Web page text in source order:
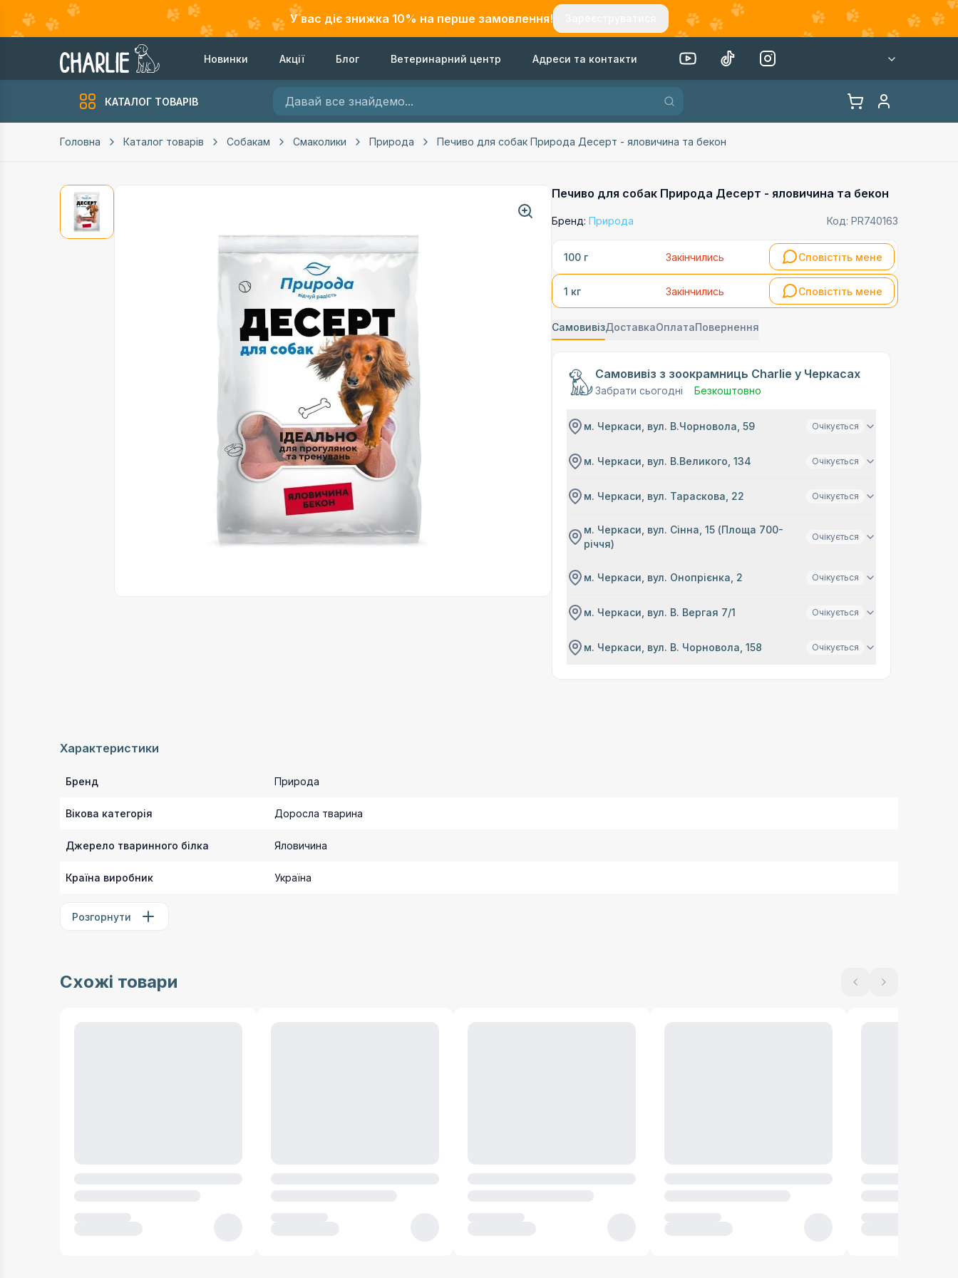
У вас діє знижка 10% на перше замовлення!
Новинки Акції Блог Ветеринарний центр Адреси та контакти
КАТАЛОГ ТОВАРІВ
Головна Каталог товарів Собакам Смаколики Природа Печиво для собак Природа Десерт - яловичина та бекон
Печиво для собак Природа Десерт - яловичина та бекон
Бренд: Природа Код: PR740163
100 г Закінчились Сповістіть мене
1 кг Закінчились Сповістіть мене
СамовивізДоставкаОплатаПовернення
Самовивіз з зоокрамниць Charlie у Черкасах
Забрати сьогодні Безкоштовно
м. Черкаси, вул. В.Чорновола, 59 Очікується
м. Черкаси, вул. В.Великого, 134 Очікується
м. Черкаси, вул. Тараскова, 22 Очікується
м. Черкаси, вул. Сінна, 15 (Площа 700-
річчя)
Очікується
м. Черкаси, вул. Онопрієнка, 2 Очікується
м. Черкаси, вул. В. Вергая 7/1 Очікується
м. Черкаси, вул. В. Чорновола, 158 Очікується
Характеристики
Бренд Природа
Вікова категорія Доросла тварина
Джерело тваринного білка Яловичина
Країна виробник Україна
Розгорнути
Схожі товари